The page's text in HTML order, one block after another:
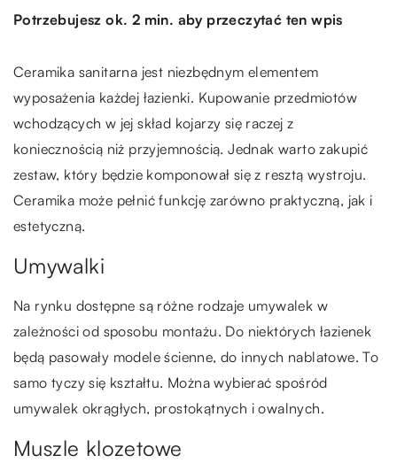
Potrzebujesz ok. 2 min. aby przeczytać ten wpis
Ceramika sanitarna jest niezbędnym elementem
wyposażenia każdej łazienki. Kupowanie przedmiotów
wchodzących w jej skład kojarzy się raczej z
koniecznością niż przyjemnością. Jednak warto zakupić
zestaw, który będzie komponował się z resztą wystroju.
Ceramika może pełnić funkcję zarówno praktyczną, jak i
estetyczną.
Umywalki
Na rynku dostępne są różne rodzaje umywalek w
zależności od sposobu montażu. Do niektórych łazienek
będą pasowały modele ścienne, do innych nablatowe. To
samo tyczy się kształtu. Można wybierać spośród
umywalek okrągłych, prostokątnych i owalnych.
Muszle klozetowe